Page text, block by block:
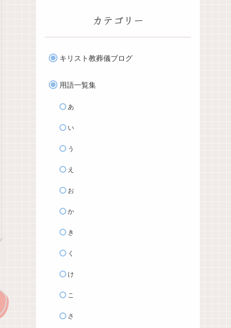
カテゴリー
キリスト教葬儀ブログ
用語一覧集
あ
い
う
え
お
か
き
く
け
こ
さ